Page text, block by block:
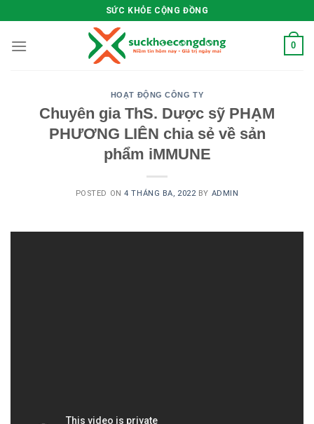
to
content
SỨC KHỎE CỘNG ĐỒNG
0
HOẠT ĐỘNG CÔNG TY
Chuyên gia ThS. Dược sỹ PHẠM
PHƯƠNG LIÊN chia sẻ về sản
phẩm iMMUNE
POSTED ON4 THÁNG BA, 2022 BY ADMIN